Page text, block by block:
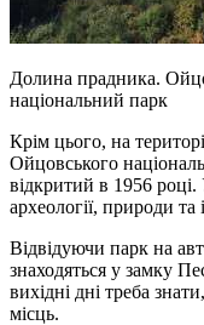
Долина прадника.
національний парк
Крім цього, на
Ойцовського
відкритий в 1956 році.
археології, природи та
Відвідуючи парк на
знаходяться у замку
вихідні дні треба
місць.